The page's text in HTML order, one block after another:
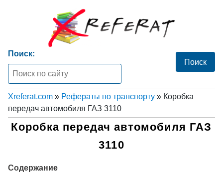
Поиск:
Xreferat.com » Рефераты по транспорту » Коробка
передач автомобиля ГАЗ 3110
Коробка передач автомобиля ГАЗ
3110
Содержание